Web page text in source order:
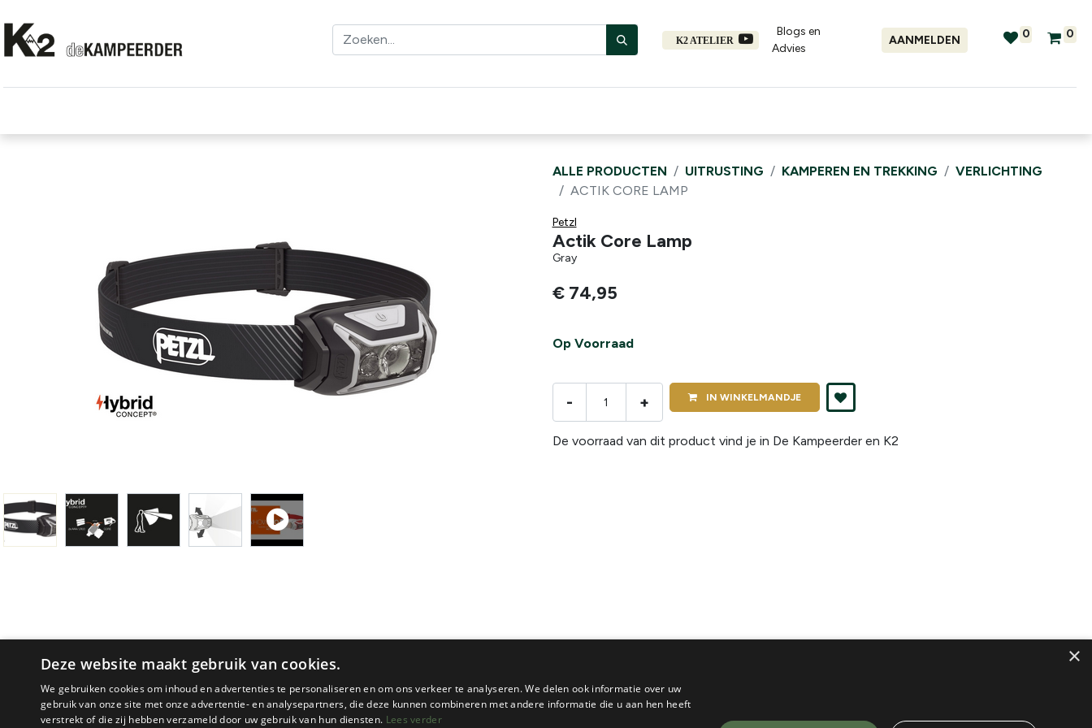
K2 ATELIER
Blogs en
Advies​
AANMELDEN 0 0
ALLE PRODUCTEN UITRUSTING KAMPEREN EN TREKKING
VERLICHTING
ACTIK CORE LAMP
Petzl
Actik Core Lamp
Gray
€ 74,95
Op Voorraad
- + IN WINKELMANDJE
De voorraad van dit product vind je in De Kampeerder en K2
PRODUCTOMSCHRIJVING
×
Deze website maakt gebruik van cookies.
We gebruiken cookies om inhoud en advertenties te personaliseren en om ons verkeer te analyseren. We delen ook informatie over uw
gebruik van onze site met onze advertentie- en analysepartners, die deze kunnen combineren met andere informatie die u aan hen heeft
verstrekt of die zij hebben verzameld door uw gebruik van hun diensten. Lees verder